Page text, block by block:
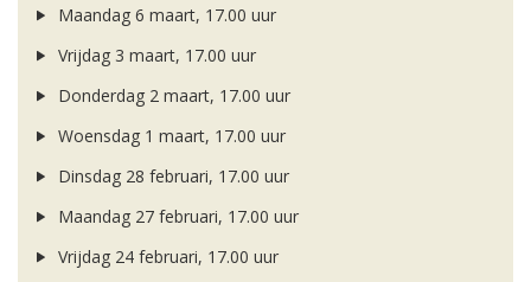
Maandag 6 maart, 17.00 uur
Vrijdag 3 maart, 17.00 uur
Donderdag 2 maart, 17.00 uur
Woensdag 1 maart, 17.00 uur
Dinsdag 28 februari, 17.00 uur
Maandag 27 februari, 17.00 uur
Vrijdag 24 februari, 17.00 uur